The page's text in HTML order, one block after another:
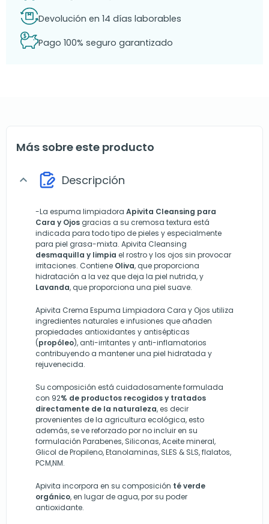
Devolución en 14 días laborables
Pago 100% seguro garantizado
Más sobre este producto
expand_more Descripción
-La espuma limpiadora Apivita Cleansing para
Cara y Ojos gracias a su cremosa textura está
indicada para todo tipo de pieles y especialmente
para piel grasa-mixta. Apivita Cleansing
desmaquilla y limpia el rostro y los ojos sin provocar
irritaciones. Contiene Oliva, que proporciona
hidratación a la vez que deja la piel nutrida, y
Lavanda, que proporciona una piel suave.
Apivita Crema Espuma Limpiadora Cara y Ojos utiliza
ingredientes naturales e infusiones que añaden
propiedades antioxidantes y antisépticas
(propóleo), anti-irritantes y anti-inflamatorios
contribuyendo a mantener una piel hidratada y
rejuvenecida.
Su composición está cuidadosamente formulada
con 92% de productos recogidos y tratados
directamente de la naturaleza, es decir
provenientes de la agricultura ecológica, esto
además, se ve reforzado por no incluir en su
formulación Parabenes, Siliconas, Aceite mineral,
Glicol de Propileno, Etanolaminas, SLES & SLS, flalatos,
PCM,NM.
Apivita incorpora en su composición té verde
orgánico, en lugar de agua, por su poder
antioxidante.